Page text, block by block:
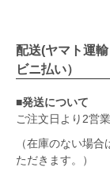
配送(ヤマト運
ビニ払い）
■発送について
ご注文日より2営
（在庫のない場
ただきます。）